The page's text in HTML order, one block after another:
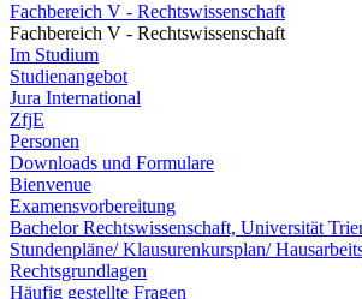
Fachbereich V - Rechtswissenschaft
Fachbereich V - Rechtswissenschaft
Im Studium
Studienangebot
Jura International
ZfjE
Personen
Downloads und Formulare
Bienvenue
Examensvorbereitung
Bachelor Rechtswissenschaft, Universität
Stundenpläne/ Klausurenkursplan/
Rechtsgrundlagen
Häufig gestellte Fragen